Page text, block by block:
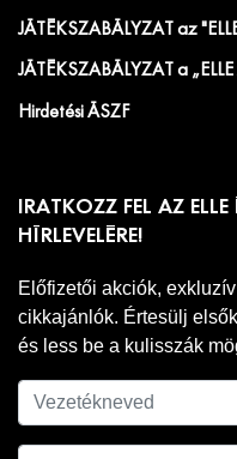
JÁTÉKSZABÁLYZAT az
JÁTÉKSZABÁLYZAT a
Hirdetési ÁSZF
IRATKOZZ FEL AZ
HÍRLEVELÉRE!
Előfizetői akciók,
cikkajánlók. Értesülj
és less be a kulisszák